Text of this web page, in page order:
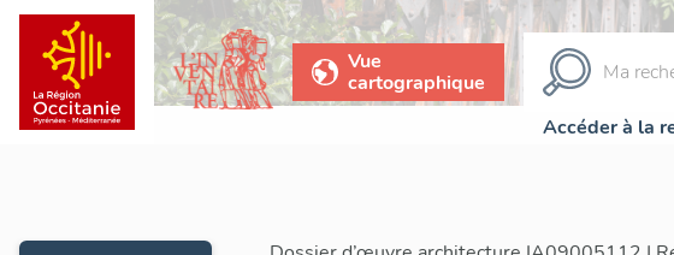
Vue
cartographique
Accéder à la